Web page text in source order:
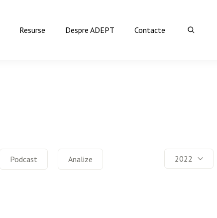
Resurse Despre ADEPT Contacte
Podcast Analize 2022